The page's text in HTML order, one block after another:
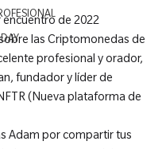
encuentro de 2022
las Criptomonedas de
profesional y orador,
fundador y líder de
(Nueva plataforma de
Adam por compartir tus